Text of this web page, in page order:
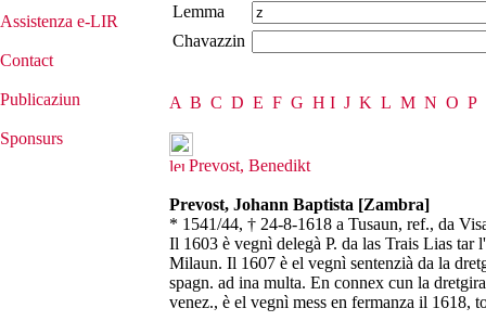
Assistenza e-LIR
Contact
Publicaziun
Sponsurs
Lemma
Chavazzin
A B C D E F G H I J K L M N O P
Prevost, Benedikt
Prevost, Johann Baptista [Zambra]
* 1541/44, † 24-8-1618 a Tusaun, ref., da
Il 1603 è vegnì delegà P. da las Trais Lias tar
Milaun. Il 1607 è el vegnì sentenzià da la
spagn. ad ina multa. En connex cun la
venez., è el vegnì mess en fermanza il 1618,